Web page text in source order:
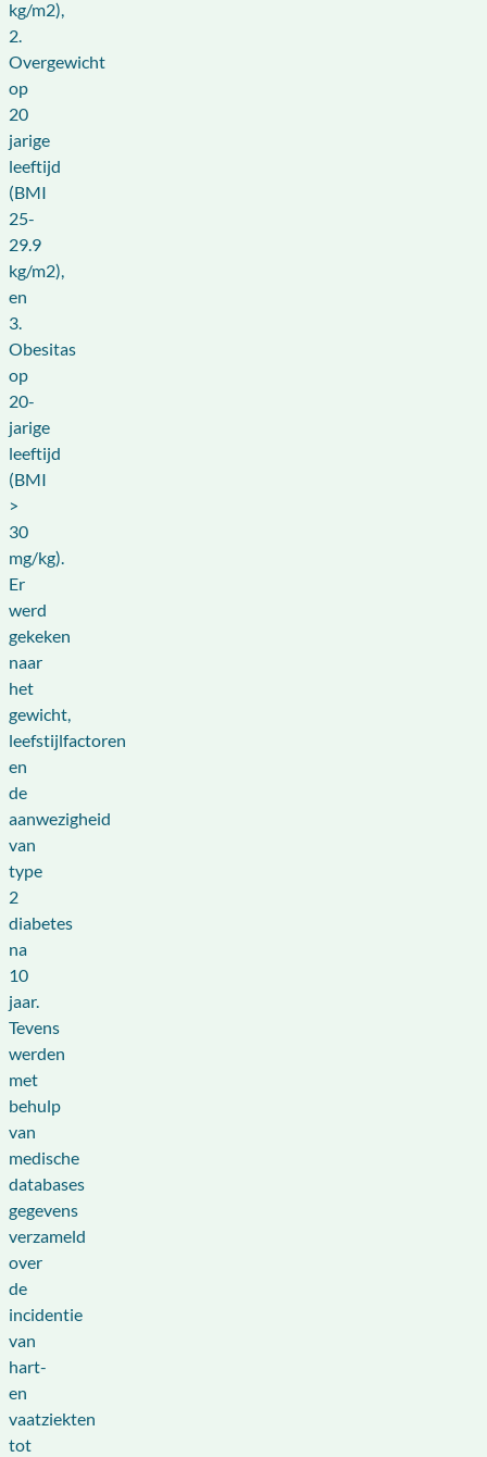
kg/m2),
2.
Overgewicht
op
20
jarige
leeftijd
(BMI
25-
29.9
kg/m2),
en
3.
Obesitas
op
20-
jarige
leeftijd
(BMI
>
30
mg/kg).
Er
werd
gekeken
naar
het
gewicht,
leefstijlfactoren
en
de
aanwezigheid
van
type
2
diabetes
na
10
jaar.
Tevens
werden
met
behulp
van
medische
databases
gegevens
verzameld
over
de
incidentie
van
hart-
en
vaatziekten
tot